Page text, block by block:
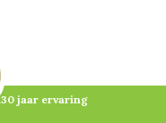
jaar ervaring